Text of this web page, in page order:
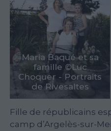
Maria Baqué et sa
famille ©Luc
Choquer - Portraits
de Rivesaltes
Fille de républicains
camp d’Argelès-sur-